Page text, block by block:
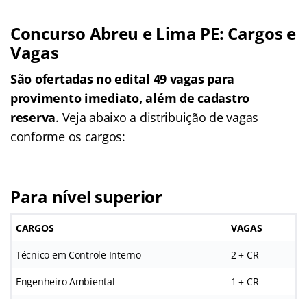
Concurso Abreu e Lima PE: Cargos e
Vagas
São ofertadas no edital 49 vagas para
provimento imediato, além de cadastro
reserva. Veja abaixo a distribuição de vagas
conforme os cargos:
Para nível superior
CARGOS VAGAS
Técnico em Controle Interno 2 + CR
Engenheiro Ambiental 1 + CR